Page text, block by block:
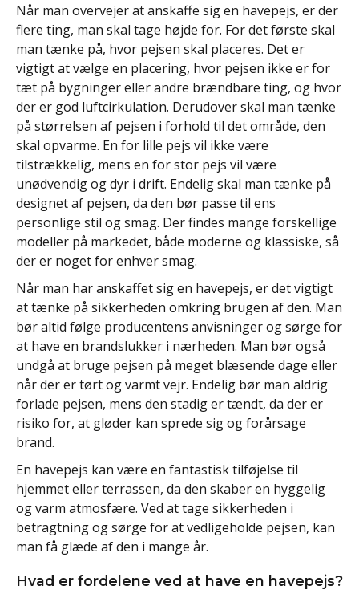
Når man overvejer at anskaffe sig en havepejs, er der
flere ting, man skal tage højde for. For det første skal
man tænke på, hvor pejsen skal placeres. Det er
vigtigt at vælge en placering, hvor pejsen ikke er for
tæt på bygninger eller andre brændbare ting, og hvor
der er god luftcirkulation. Derudover skal man tænke
på størrelsen af pejsen i forhold til det område, den
skal opvarme. En for lille pejs vil ikke være
tilstrækkelig, mens en for stor pejs vil være
unødvendig og dyr i drift. Endelig skal man tænke på
designet af pejsen, da den bør passe til ens
personlige stil og smag. Der findes mange forskellige
modeller på markedet, både moderne og klassiske, så
der er noget for enhver smag.
Når man har anskaffet sig en havepejs, er det vigtigt
at tænke på sikkerheden omkring brugen af den. Man
bør altid følge producentens anvisninger og sørge for
at have en brandslukker i nærheden. Man bør også
undgå at bruge pejsen på meget blæsende dage eller
når der er tørt og varmt vejr. Endelig bør man aldrig
forlade pejsen, mens den stadig er tændt, da der er
risiko for, at gløder kan sprede sig og forårsage
brand.
En havepejs kan være en fantastisk tilføjelse til
hjemmet eller terrassen, da den skaber en hyggelig
og varm atmosfære. Ved at tage sikkerheden i
betragtning og sørge for at vedligeholde pejsen, kan
man få glæde af den i mange år.
Hvad er fordelene ved at have en havepejs?